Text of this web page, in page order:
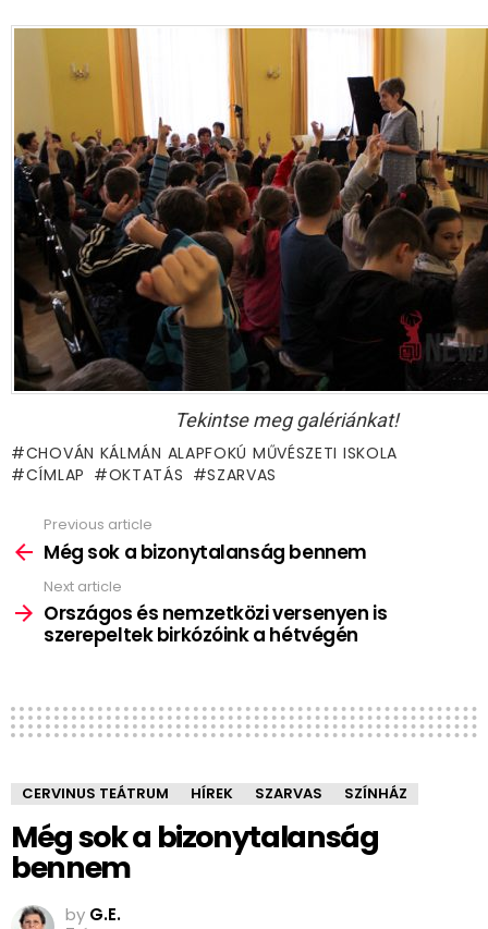
Tekintse meg galériánkat!
CHOVÁN KÁLMÁN ALAPFOKÚ MŰVÉSZETI ISKOLA
CÍMLAP
OKTATÁS SZARVAS
more
Previous article
Még sok a bizonytalanság bennem
Next article
Országos és nemzetközi versenyen is
szerepeltek birkózóink a hétvégén
CERVINUS TEÁTRUM HÍREK SZARVAS SZÍNHÁZ
Még sok a bizonytalanság
bennem
by G.E.